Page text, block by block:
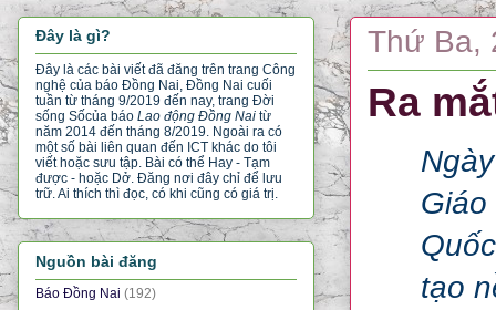
Thứ Ba,
Ra
tạo
Đây là gì?
Đây là các bài viết đã đăng trên trang Công
nghệ của báo Đồng Nai, Đồng Nai cuối
tuần từ tháng 9/2019 đến nay, trang Đời
sống Sốcủa báo Lao động Đồng Nai từ
năm 2014 đến tháng 8/2019. Ngoài ra có
một số bài liên quan đến ICT khác do tôi
viết hoặc sưu tập. Bài có thể Hay - Tạm
được - hoặc Dở. Đăng nơi đây chỉ để lưu
trữ. Ai thích thì đọc, có khi cũng có giá trị.
Nguồn bài đăng
Báo Đồng Nai (192)